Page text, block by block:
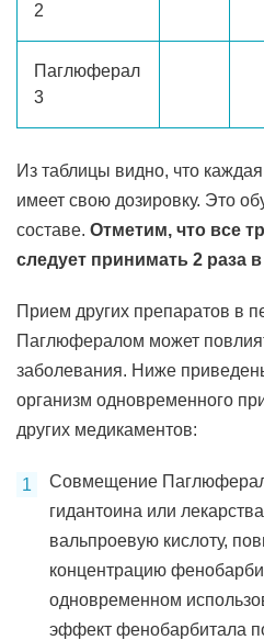
2
Паглюферал
3
Из таблицы видно, что
имеет свою дозировку. Это
составе. Отметим, что все
следует принимать 2 раза
Прием других препаратов в
Паглюфералом может
заболевания. Ниже
организм одновременного
других медикаментов:
Совмещение
гидантоина или
вальпроевую кислоту,
концентрацию
одновременном
эффект фенобарбитала